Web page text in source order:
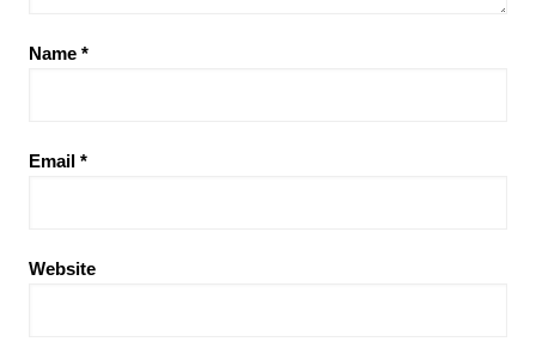
Name *
Email *
Website